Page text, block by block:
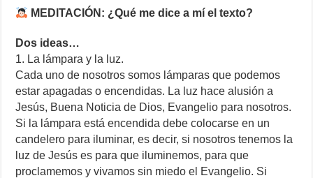
MEDITACIÓN: ¿Qué me dice a mí el texto?
Dos ideas…
1. La lámpara y la luz.
Cada uno de nosotros somos lámparas que podemos
estar apagadas o encendidas. La luz hace alusión a
Jesús, Buena Noticia de Dios, Evangelio para nosotros.
Si la lámpara está encendida debe colocarse en un
candelero para iluminar, es decir, si nosotros tenemos la
luz de Jesús es para que iluminemos, para que
proclamemos y vivamos sin miedo el Evangelio. Si